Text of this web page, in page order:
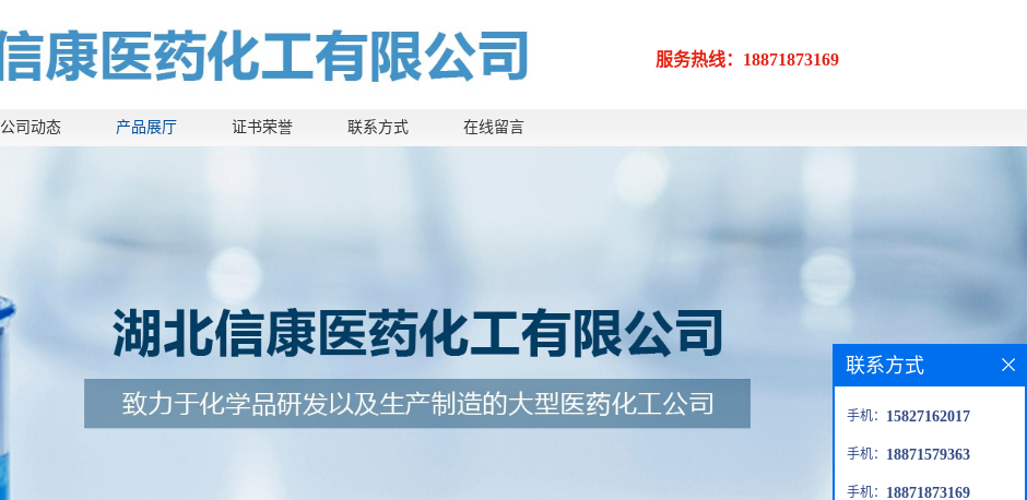
服务热线：18871873169
公司动态 产品展厅 证书荣誉 联系方式 在线留言
联系方式
手机： 15827162017
手机： 18871579363
手机： 18871873169